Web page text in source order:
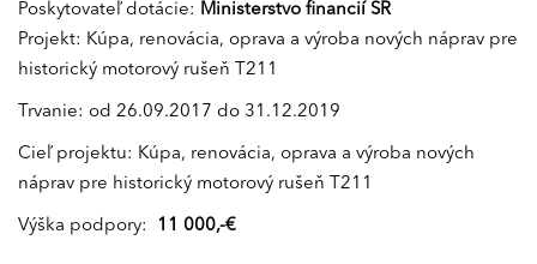
Poskytovateľ dotácie: Ministerstvo financií SR
Projekt: Kúpa, renovácia, oprava a výroba nových náprav pre
historický motorový rušeň T211
Trvanie: od 26.09.2017 do 31.12.2019
Cieľ projektu: Kúpa, renovácia, oprava a výroba nových
náprav pre historický motorový rušeň T211
Výška podpory: 11 000,-€